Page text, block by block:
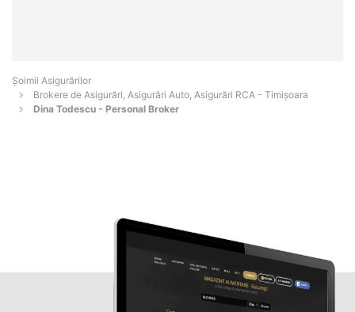
Șoimii Asigurărilor
Brokere de Asigurări, Asigurări Auto, Asigurări RCA - Timişoara
Dina Todescu - Personal Broker